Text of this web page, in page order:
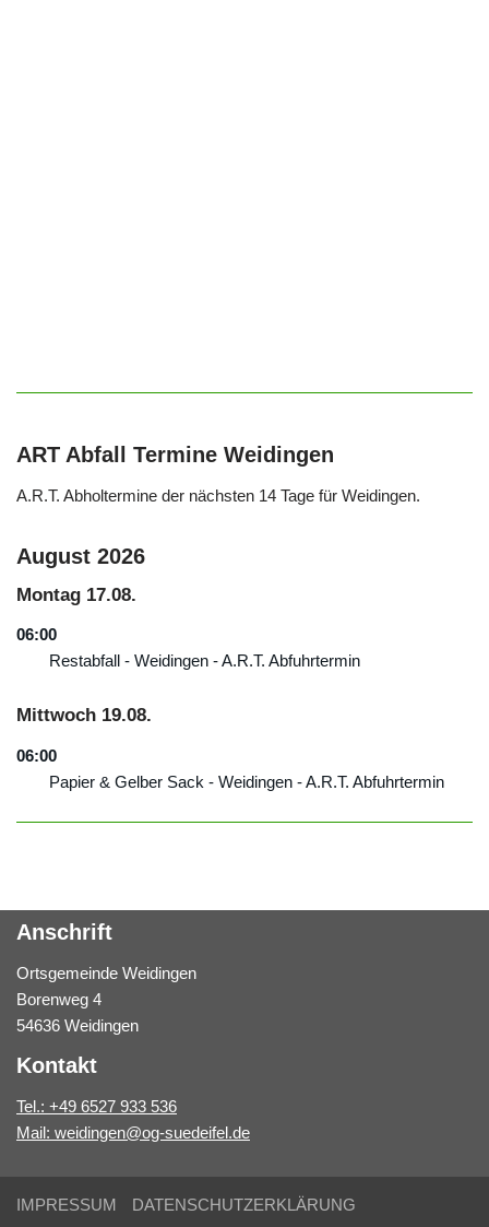
ART Abfall Termine Weidingen
A.R.T. Abholtermine der nächsten 14 Tage für Weidingen.
August 2026
Montag 17.08.
06:00
Restabfall - Weidingen - A.R.T. Abfuhrtermin
Mittwoch 19.08.
06:00
Papier & Gelber Sack - Weidingen - A.R.T. Abfuhrtermin
Anschrift
Ortsgemeinde Weidingen
Borenweg 4
54636 Weidingen
Kontakt
Tel.: +49 6527 933 536
Mail: weidingen@og-suedeifel.de
IMPRESSUM DATENSCHUTZERKLÄRUNG